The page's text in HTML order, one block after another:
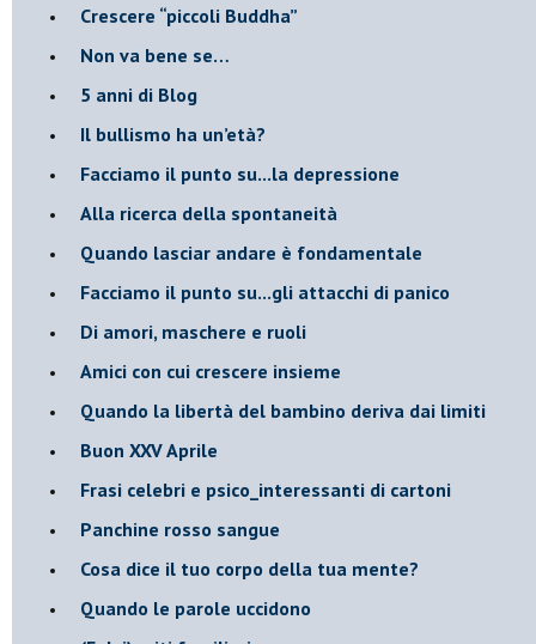
​Crescere “piccoli Buddha”
Non va bene se…
​5 anni di Blog
​Il bullismo ha un’età?
Facciamo il punto su...la depressione
​Alla ricerca della spontaneità
​Quando lasciar andare è fondamentale
Facciamo il punto su...gli attacchi di panico
Di amori, maschere e ruoli
​Amici con cui crescere insieme
​Quando la libertà del bambino deriva dai limiti
Buon XXV Aprile
​Frasi celebri e psico_interessanti di cartoni
​Panchine rosso sangue
​Cosa dice il tuo corpo della tua mente?
​Quando le parole uccidono